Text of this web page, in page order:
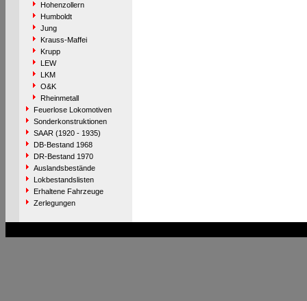
Hohenzollern
Humboldt
Jung
Krauss-Maffei
Krupp
LEW
LKM
O&K
Rheinmetall
Feuerlose Lokomotiven
Sonderkonstruktionen
SAAR (1920 - 1935)
DB-Bestand 1968
DR-Bestand 1970
Auslandsbestände
Lokbestandslisten
Erhaltene Fahrzeuge
Zerlegungen